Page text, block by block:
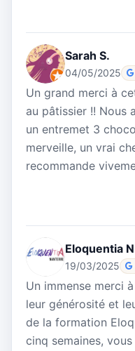
Sarah S.
04/05/2025
Un grand merci à
au pâtissier !! Nous
un entremet 3
merveille, un vrai
recommande
Eloquentia
19/03/2025
Un immense merci
leur générosité et
de la formation
cinq semaines,